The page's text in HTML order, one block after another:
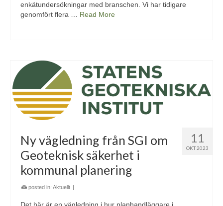
enkätundersökningar med branschen. Vi har tidigare
genomfört flera … Read More
11
OKT 2023
Ny vägledning från SGI om
Geoteknisk säkerhet i
kommunal planering
posted in: Aktuellt |